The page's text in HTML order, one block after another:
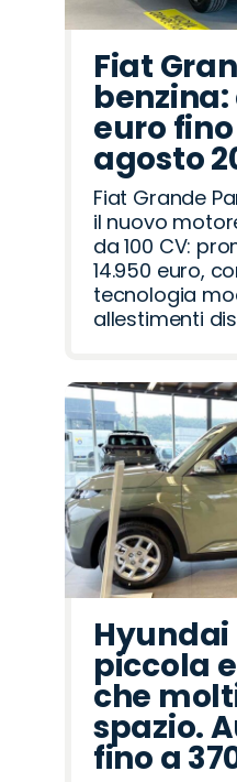
Fiat
benzina:
euro fino
agosto
Fiat Grande
il nuovo
da 100 CV:
14.950 euro,
tecnologia
allestimenti
Hyundai
piccola
che
spazio.
fino a